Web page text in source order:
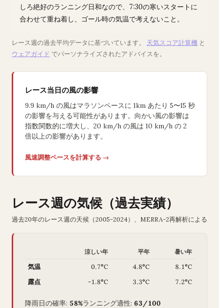
しろ絶好のランニング日和なので、7:30の寒いスタートに
合わせて重ね着し、ゴール時の気温で考えないこと。
レース週の過去平均データに基づいています。 天気スコア計算機 と
ウェアガイド でパーソナライズされたアドバイスを。
レース当日の風の影響
9.9 km/h の風はマラソンペースに 1km あたり 5〜15 秒
の影響を与える可能性があります。向かい風の影響は
指数関数的に増大し、20 km/h の風は 10 km/h の 2
倍以上の影響があります。
風速調整ペースを計算する →
レース週の気候（過去実績）
過去20年のレース週の天候（2005-2024）、MERRA-2再解析による
涼しい年 平年 暑い年
気温 0.7°C 4.8°C
8.1°C
露点
-1.8°C 3.3°C 7.2°C
降雨日の確率: 58%ランニング適性: 63/100